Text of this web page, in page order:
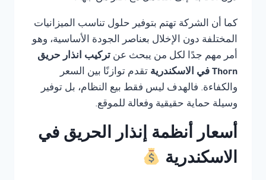
كما أن الشركة تهتم بتوفير حلول تناسب الميزانيات
المختلفة دون الإخلال بعناصر الجودة الأساسية، وهو
أمر مهم جدًا لكل من يبحث عن تركيب انذار حريق
Thorn في الاسكندرية
تقدم توازنًا بين السعر
والكفاءة. فالهدف ليس فقط بيع النظام، بل توفير
وسيلة حماية حقيقية وفعالة للموقع.
أسعار أنظمة إنذار الحريق في
الاسكندرية